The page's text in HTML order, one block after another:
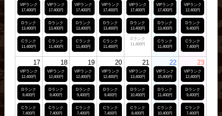
VIPランク
17,400円
Dランク
13,400円
Cランク
11,400円
VIPランク
17,400円
Dランク
13,400円
Cランク
11,400円
VIPランク
17,400円
Dランク
13,400円
Cランク
11,400円
VIPランク
17,400円
Dランク
13,400円
Cランク
11,400円
VIPランク
17,400円
Dランク
13,400円
Cランク
11,400円
VIPランク
17,400円
Dランク
13,400円
Cランク
11,400円
VIPランク
12,400円
Dランク
9,400円
Cランク
7,400円
17
VIPランク
12,400円
Dランク
9,400円
Cランク
7,400円
18
VIPランク
12,400円
Dランク
9,400円
Cランク
7,400円
19
VIPランク
12,400円
Dランク
9,400円
Cランク
7,400円
20
VIPランク
12,400円
Dランク
9,400円
Cランク
7,400円
21
VIPランク
13,400円
Dランク
10,400円
Cランク
8,400円
22
VIPランク
15,400円
Dランク
11,400円
Cランク
10,400円
23
VIPランク
12,400円
Dランク
9,400円
Cランク
7,400円